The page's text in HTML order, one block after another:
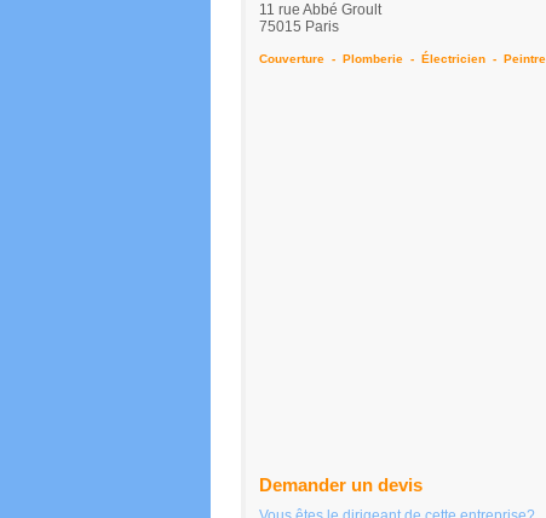
11 rue Abbé Groult
75015 Paris
Couverture - Plomberie - Électricien - Peintre
Demander un devis